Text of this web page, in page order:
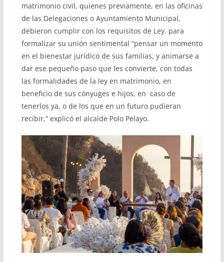
matrimonio civil, quienes previamente, en las oficinas
de las Delegaciones o Ayuntamiento Municipal,
debieron cumplir con los requisitos de Ley, para
formalizar su unión sentimental “pensar un momento
en el bienestar jurídico de sus familias, y animarse a
dar ese pequeño paso que les convierte, con todas
las formalidades de la ley en matrimonio, en
beneficio de sus cónyuges e hijos, en caso de
tenerlos ya, o de los que en un futuro pudieran
recibir,” explicó el alcalde Polo Pelayo.